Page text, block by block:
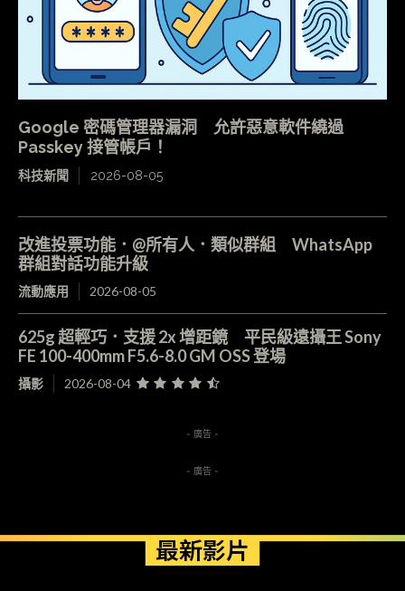
Google 密碼管理器漏洞 允許惡意軟件繞過
Passkey 接管帳戶！
科技新聞 2026-08-05
改進投票功能．@所有人．類似群組 WhatsApp
群組對話功能升級
流動應用 2026-08-05
625g 超輕巧．支援 2x 增距鏡 平民級遠攝王 Sony
FE 100-400mm F5.6-8.0 GM OSS 登場
攝影 2026-08-04
- 廣告 -
- 廣告 -
最新影片